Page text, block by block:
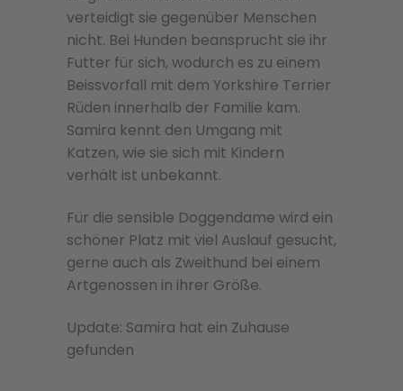
verteidigt sie gegenüber Menschen
nicht. Bei Hunden beansprucht sie ihr
Futter für sich, wodurch es zu einem
Beissvorfall mit dem Yorkshire Terrier
Rüden innerhalb der Familie kam.
Samira kennt den Umgang mit
Katzen, wie sie sich mit Kindern
verhält ist unbekannt.
Für die sensible Doggendame wird ein
schöner Platz mit viel Auslauf gesucht,
gerne auch als Zweithund bei einem
Artgenossen in ihrer Größe.
Update: Samira hat ein Zuhause
gefunden